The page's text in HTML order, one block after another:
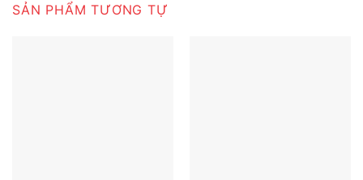
SẢN PHẨM TƯƠNG TỰ